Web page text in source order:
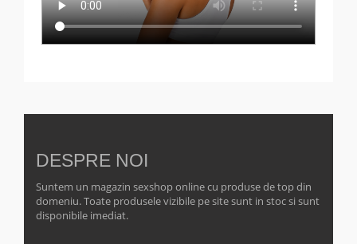
DESPRE NOI
Suntem un magazin sexshop online cu produse de top din
domeniu. Toate produsele vizibile pe site sunt in stoc si sunt
disponibile imediat.